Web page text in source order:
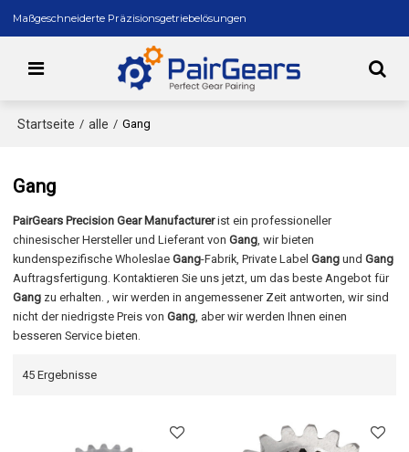
Maßgeschneiderte Präzisionsgetriebelösungen
Startseite / alle / Gang
Gang
PairGears Precision Gear Manufacturerist ein professioneller
chinesischer Hersteller und Lieferant vonGang, wir bieten
kundenspezifische WholeslaeGang-Fabrik, Private LabelGang undGang
Auftragsfertigung. Kontaktieren Sie uns jetzt, um das beste Angebot für
Gang zu erhalten. , wir werden in angemessener Zeit antworten, wir sind
nicht der niedrigste Preis vonGang, aber wir werden Ihnen einen
besseren Service bieten.
45 Ergebnisse